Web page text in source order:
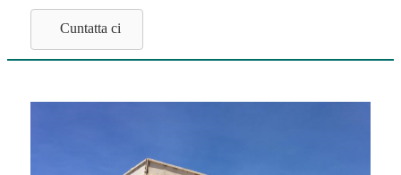
Cuntatta ci